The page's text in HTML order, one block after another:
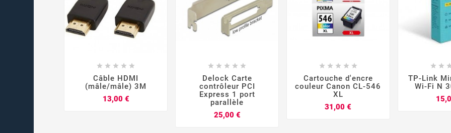
    
Câble HDMI
(mâle/mâle) 3M
13,00 €Prix
    
Delock Carte
contrôleur PCI
Express 1 port
parallèle
25,00 €Prix
    
Cartouche d'encre
couleur Canon CL-546
XL
31,00 €
 
TP-Link
Wi-Fi N